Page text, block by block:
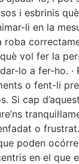
i esbrinis
li en la
vol fer la
lo a fer-ho. ·
o fent-li
Si cap
o
poden
en el que